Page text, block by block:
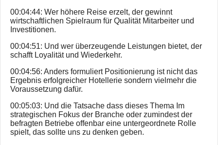
00:04:44: Wer höhere Reise erzelt, der gewinnt
wirtschaftlichen Spielraum für Qualität Mitarbeiter und
Investitionen.
00:04:51: Und wer überzeugende Leistungen bietet, der
schafft Loyalität und Wiederkehr.
00:04:56: Anders formuliert Positionierung ist nicht das
Ergebnis erfolgreicher Hotellerie sondern vielmehr die
Voraussetzung dafür.
00:05:03: Und die Tatsache dass dieses Thema Im
strategischen Fokus der Branche oder zumindest der
befragten Betriebe offenbar eine untergeordnete Rolle
spielt, das sollte uns zu denken geben.